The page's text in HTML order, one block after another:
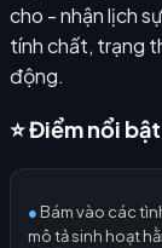
cho - nhận lịch
tính chất, trạng
động.
⭐ Điểm nổi
● Bám vào các
mô tả sinh hoạt